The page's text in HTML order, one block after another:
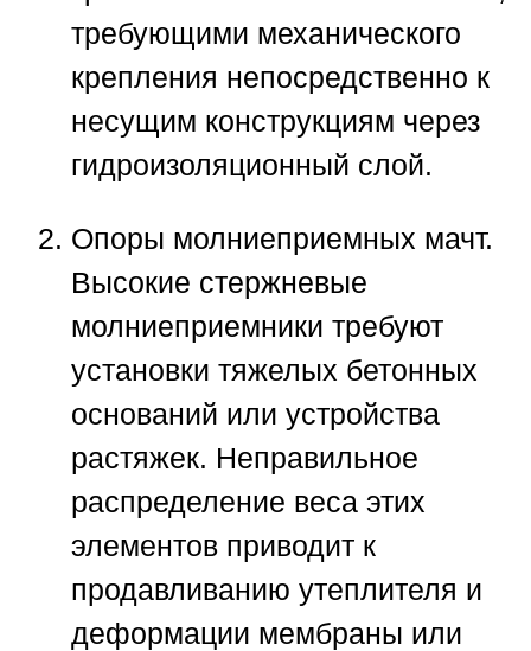
требующими механического
крепления непосредственно к
несущим конструкциям через
гидроизоляционный слой.
Опоры молниеприемных мачт.
Высокие стержневые
молниеприемники требуют
установки тяжелых бетонных
оснований или устройства
растяжек. Неправильное
распределение веса этих
элементов приводит к
продавливанию утеплителя и
деформации мембраны или